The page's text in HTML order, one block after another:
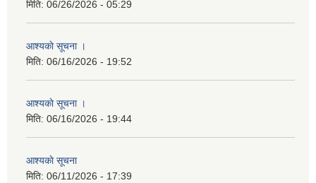
मिति: 06/26/2026 - 05:29
आश्यकाे सूचना ।
मिति: 06/16/2026 - 19:52
आश्यकाे सूचना ।
मिति: 06/16/2026 - 19:44
आश्यकाे सूचना
मिति: 06/11/2026 - 17:39